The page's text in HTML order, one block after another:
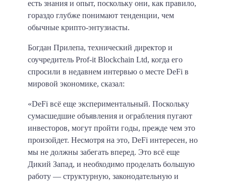
есть знания и опыт, поскольку они, как правило,
гораздо глубже понимают тенденции, чем
обычные крипто-энтузиасты.
Богдан Прилепа, технический директор и
соучредитель Prof-it Blockchain Ltd, когда его
спросили в недавнем интервью о месте DeFi в
мировой экономике, сказал:
«DeFi всё еще экспериментальный. Поскольку
сумасшедшие объявления и ограбления пугают
инвесторов, могут пройти годы, прежде чем это
произойдет. Несмотря на это, DeFi интересен, но
мы не должны забегать вперед. Это всё еще
Дикий Запад, и необходимо проделать большую
работу — структурную, законодательную и